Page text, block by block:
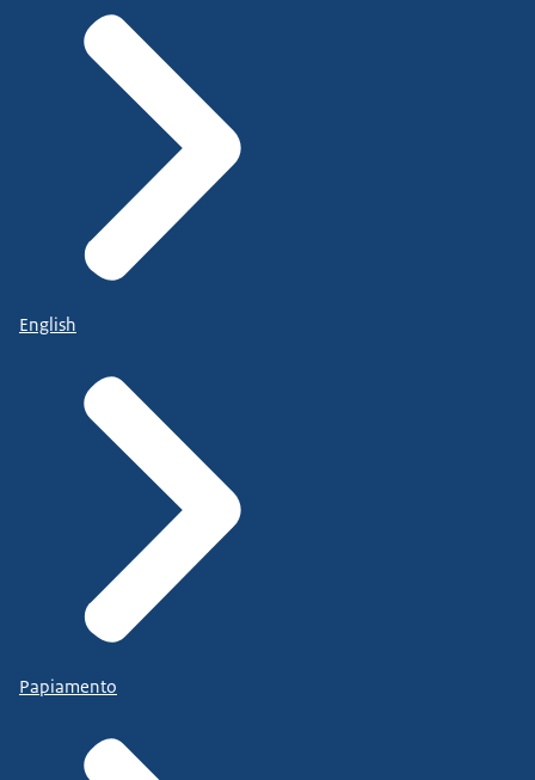
English
Papiamento